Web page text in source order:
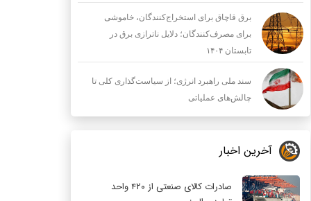
برق قاچاق برای استخراج‌کنندگان، خاموشی
برای مصرف‌کنندگان؛ دلایل ناترازی برق در
تابستان ۱۴۰۴
سند ملی راهبرد انرژی؛ از سیاست‌گذاری کلی تا
چالش‌های عملیاتی
آخرین اخبار
صادرات کالای صنعتی از ۴۲۰ واحد